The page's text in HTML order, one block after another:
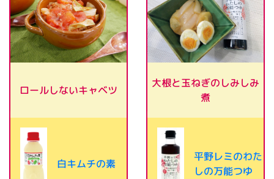
ロールしないキャベツ
白キムチの素
大根と玉ねぎのしみしみ
煮
平野レミのわた
しの万能つゆ